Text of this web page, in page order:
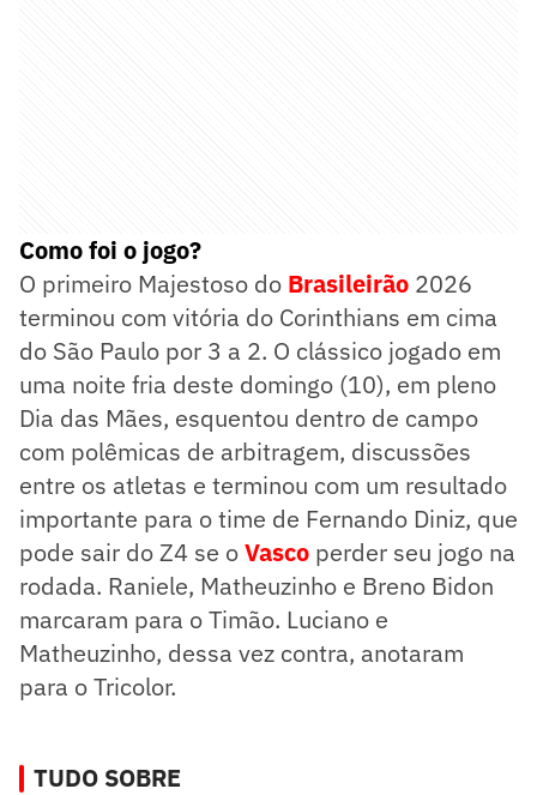
Como foi o jogo?
O primeiro Majestoso do Brasileirão 2026
terminou com vitória do Corinthians em cima
do São Paulo por 3 a 2. O clássico jogado em
uma noite fria deste domingo (10), em pleno
Dia das Mães, esquentou dentro de campo
com polêmicas de arbitragem, discussões
entre os atletas e terminou com um resultado
importante para o time de Fernando Diniz, que
pode sair do Z4 se oVasco perder seu jogo na
rodada. Raniele, Matheuzinho e Breno Bidon
marcaram para o Timão. Luciano e
Matheuzinho, dessa vez contra, anotaram
para o Tricolor.
TUDO SOBRE